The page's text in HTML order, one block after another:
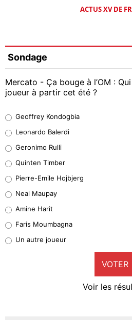
ACTUS XV DE
Sondage
Mercato - Ça bouge à l’OM :
joueur à partir cet été ?
38%
32%
5%
1%
9%
Geoffrey Kondogbia
Leonardo Balerdi
Geronimo Rulli
Quinten Timber
Pierre-Emile Hojbjerg
Neal Maupay
Amine Harit
Faris Moumbagna
Un autre joueur
VOTER
Voir les